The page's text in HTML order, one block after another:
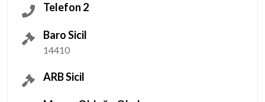
Telefon 2
Baro Sicil
14410
ARB Sicil